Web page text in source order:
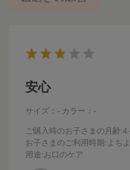
安心
サイズ：- カラー：-
ご購入時のお子さまの月齢:4
お子さまのご利用時期 :よち
用途:お口のケア